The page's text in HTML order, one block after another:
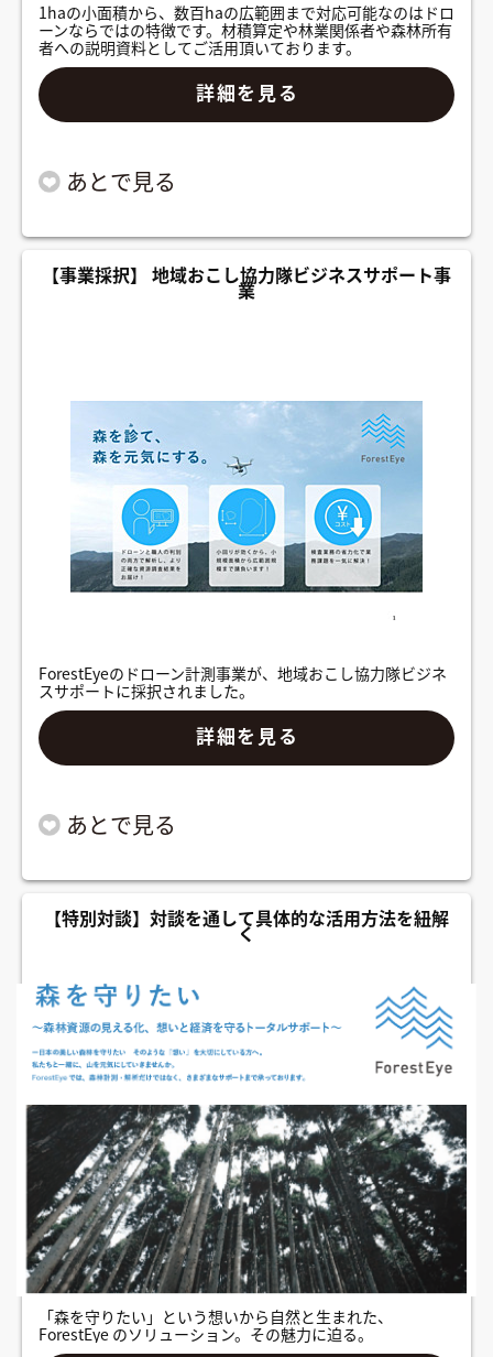
1haの小面積から、数百haの広範囲まで対応可能なのはドロ
ーンならではの特徴です。材積算定や林業関係者や森林所有
者への説明資料としてご活用頂いております。
詳細を見る
【事業採択】 地域おこし協力隊ビジネスサポート事
業
ForestEyeのドローン計測事業が、地域おこし協力隊ビジネ
スサポートに採択されました。
詳細を見る
【特別対談】対談を通して具体的な活用方法を紐解
く
「森を守りたい」という想いから自然と生まれた、
ForestEye のソリューション。その魅力に迫る。